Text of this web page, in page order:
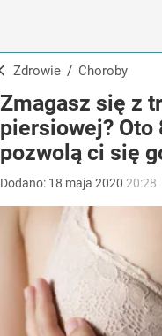
Zdrowie / Choroby
Zmagasz się z
piersiowej? Oto
pozwolą ci się
Dodano: 18 maja 2020 20:28